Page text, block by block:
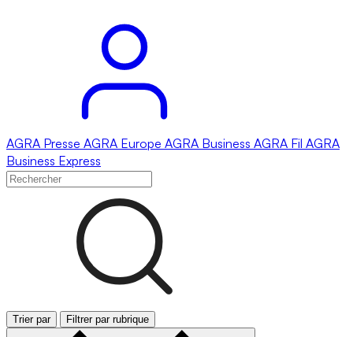
AGRA Presse AGRA Europe AGRA Business AGRA Fil AGRA
Business Express
Trier par Filtrer par rubrique